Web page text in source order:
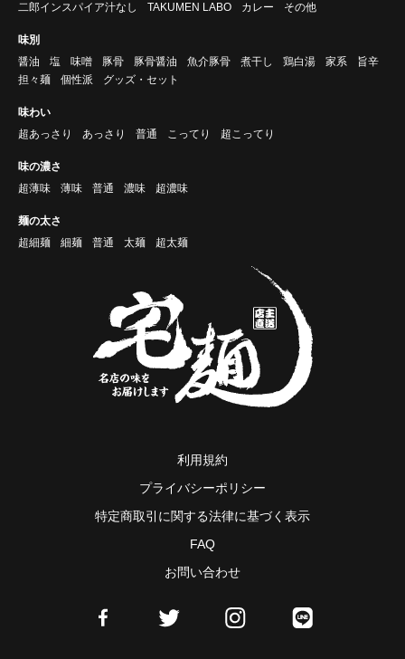
二郎インスパイア汁なし
TAKUMEN LABO カレー その他
味別
醤油
塩 味噌 豚骨 豚骨醤油 魚介豚骨 煮干し 鶏白湯 家系
旨辛
担々麺
個性派 グッズ・セット
味わい
超あっさり
あっさり 普通 こってり 超こってり
味の濃さ
超薄味
薄味 普通 濃味 超濃味
麺の太さ
超細麺
細麺 普通 太麺 超太麺
利用規約
プライバシーポリシー
特定商取引に関する法律に基づく表示
FAQ
お問い合わせ